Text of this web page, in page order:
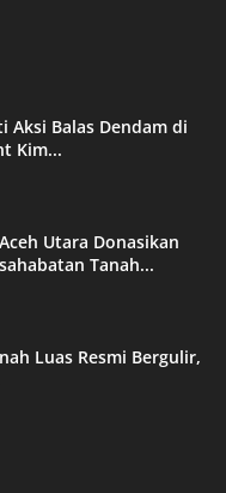
Aksi Balas Dendam di
Kim...
Utara Donasikan
Tanah...
Luas Resmi Bergulir,